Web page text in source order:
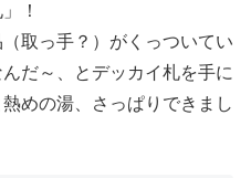
！
取っ手？）がくっついてい
だ～、とデッカイ札を手に
めの湯、さっぱりできまし